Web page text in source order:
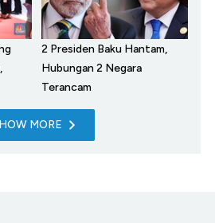
2 Presiden Baku Hantam,
Hubungan 2 Negara
Terancam
MORE